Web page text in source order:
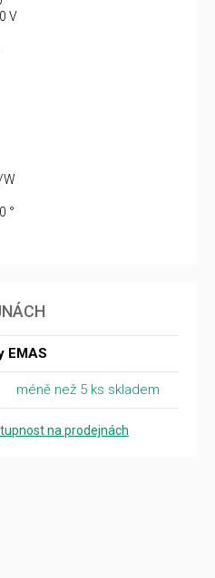
V
W
°
EMAS
méně než 5 ks skladem
na prodejnách